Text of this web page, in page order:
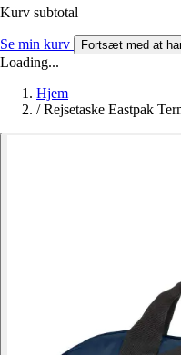
Kurv subtotal
Se min kurv Fortsæt med at
Loading...
Hjem
/ Rejsetaske Eastpak